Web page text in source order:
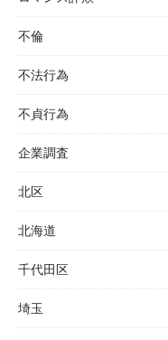
不倫
不法行為
不貞行為
企業調査
北区
北海道
千代田区
埼玉